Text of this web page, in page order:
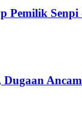
Pemilik
Dugaan